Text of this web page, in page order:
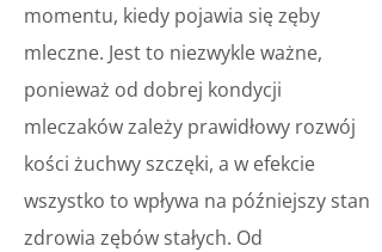
momentu, kiedy pojawia się zęby
mleczne. Jest to niezwykle ważne,
ponieważ od dobrej kondycji
mleczaków zależy prawidłowy rozwój
kości żuchwy szczęki, a w efekcie
wszystko to wpływa na późniejszy stan
zdrowia zębów stałych. Od